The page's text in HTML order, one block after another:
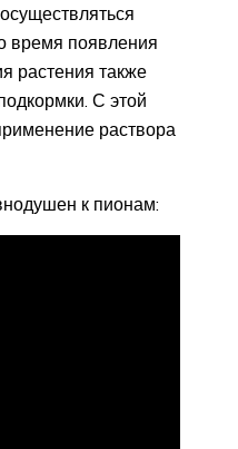
время появления
растения также
С этой
раствора
к пионам: